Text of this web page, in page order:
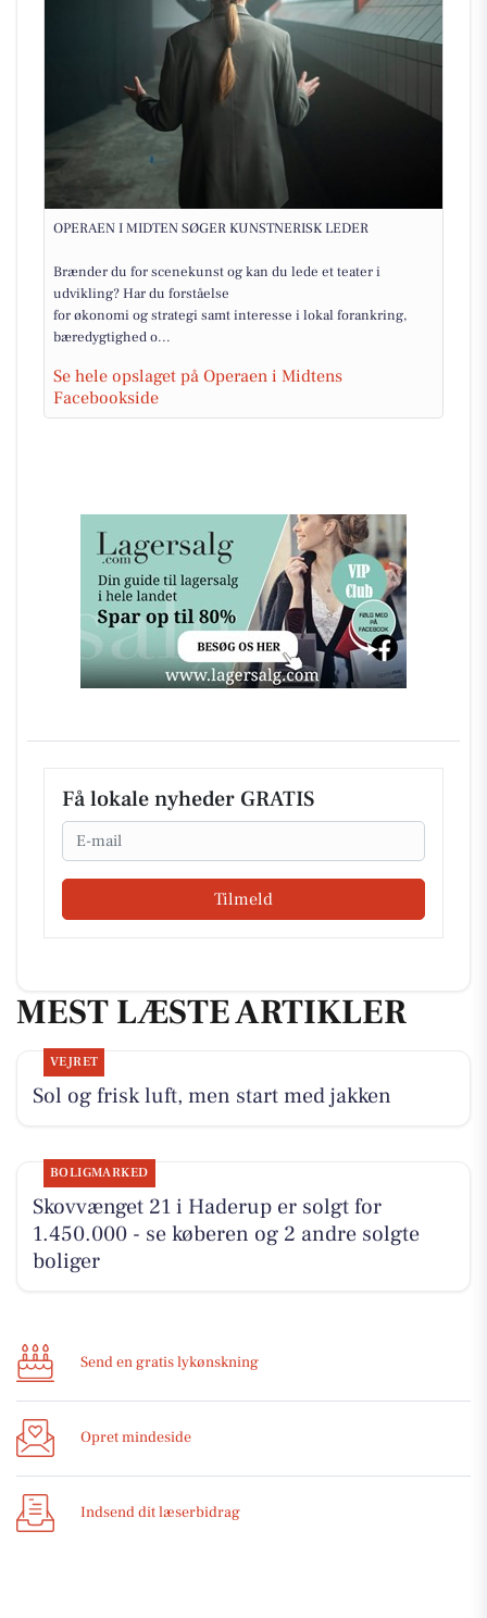
OPERAEN I MIDTEN SØGER KUNSTNERISK LEDER
Brænder du for scenekunst og kan du lede et teater i
udvikling? Har du forståelse
for økonomi og strategi samt interesse i lokal forankring,
bæredygtighed o...
Se hele opslaget på Operaen i Midtens
Facebookside
Få lokale nyheder GRATIS
Email
Tilmeld
MEST LÆSTE ARTIKLER
VEJRET
Sol og frisk luft, men start med jakken
BOLIGMARKED
Skovvænget 21 i Haderup er solgt for
1.450.000 - se køberen og 2 andre solgte
boliger
Send en gratis lykønskning
Opret mindeside
Indsend dit læserbidrag